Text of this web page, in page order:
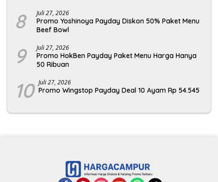
8 Juli 27, 2026
Promo Yoshinoya Payday Diskon 50% Paket Menu
Beef Bowl
9 Juli 27, 2026
Promo HokBen Payday Paket Menu Harga Hanya
50 Ribuan
10 Juli 27, 2026
Promo Wingstop Payday Deal 10 Ayam Rp 54.545